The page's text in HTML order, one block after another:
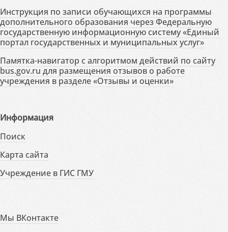
Инструкция по записи обучающихся на программы
дополнительного образования через Федеральную
государственную информационную систему «Единый
портал государственных и муниципальных услуг»
Памятка-навигатор с алгоритмом действий по сайту
bus.gov.ru для размещения отзывов о работе
учреждения в разделе «Отзывы и оценки»
Информация
Поиск
Карта сайта
Учреждение в ГИС ГМУ
Мы ВКонтакте